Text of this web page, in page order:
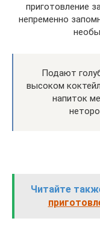
приготовление
непременно
Подают
высоком
напиток
Читайте